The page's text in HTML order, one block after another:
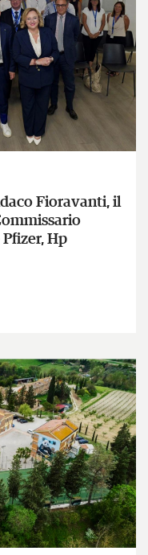
Fioravanti, il
Hp